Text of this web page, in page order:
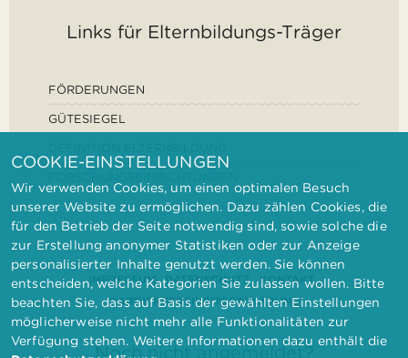
Links für Elternbildungs-Träger
FÖRDERUNGEN
GÜTESIEGEL
IMPRESSUM DATENSCHUTZ
KONTAKT
BARRIEREFREIHEITSERKLÄRUNG
Noch nicht angemeldet?
COOKIE-EINSTELLUNGEN
Wir verwenden Cookies, um einen optimalen Besuch
unserer Website zu ermöglichen. Dazu zählen Cookies, die
für den Betrieb der Seite notwendig sind, sowie solche die
zur Erstellung anonymer Statistiken oder zur Anzeige
personalisierter Inhalte genutzt werden. Sie können
entscheiden, welche Kategorien Sie zulassen wollen. Bitte
beachten Sie, dass auf Basis der gewählten Einstellungen
möglicherweise nicht mehr alle Funktionalitäten zur
Verfügung stehen. Weitere Informationen dazu enthält die